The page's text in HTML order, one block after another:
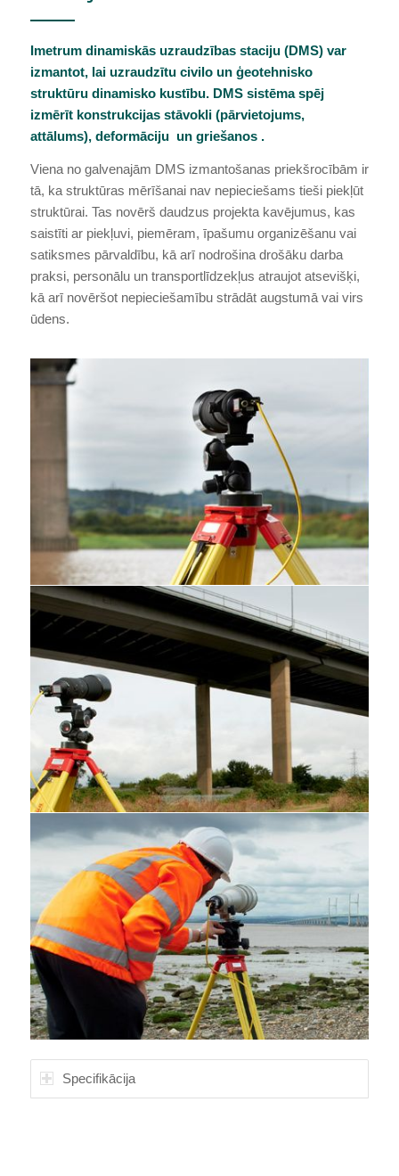
Imetrum dinamiskās uzraudzības staciju (DMS) var
izmantot, lai uzraudzītu civilo un ģeotehnisko
struktūru dinamisko kustību. DMS sistēma spēj
izmērīt konstrukcijas stāvokli (pārvietojums,
attālums), deformāciju un griešanos .
Viena no galvenajām DMS izmantošanas priekšrocībām ir
tā, ka struktūras mērīšanai nav nepieciešams tieši piekļūt
struktūrai. Tas novērš daudzus projekta kavējumus, kas
saistīti ar piekļuvi, piemēram, īpašumu organizēšanu vai
satiksmes pārvaldību, kā arī nodrošina drošāku darba
praksi, personālu un transportlīdzekļus atraujot atsevišķi,
kā arī novēršot nepieciešamību strādāt augstumā vai virs
ūdens.
Specifikācija